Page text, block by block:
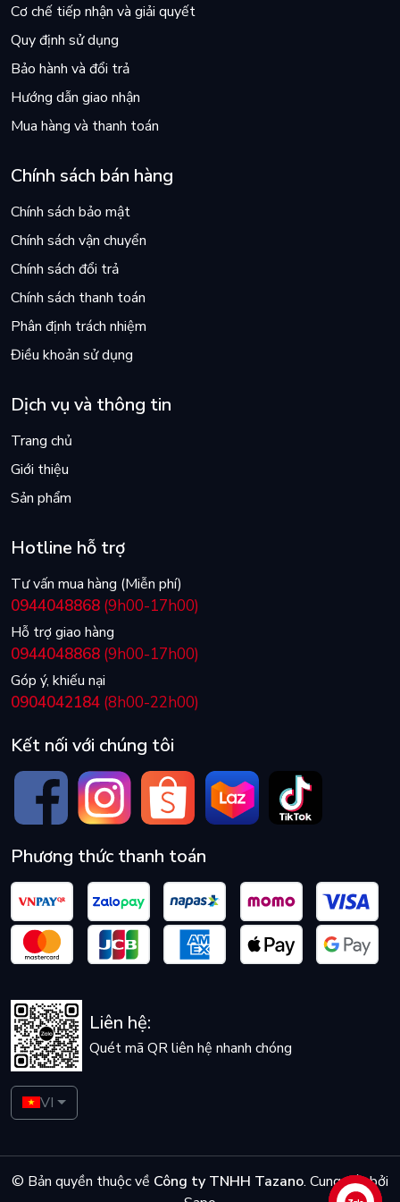
Cơ chế tiếp nhận và giải quyết
Quy định sử dụng
Bảo hành và đổi trả
Hướng dẫn giao nhận
Mua hàng và thanh toán
Chính sách bán hàng
Chính sách bảo mật
Chính sách vận chuyển
Chính sách đổi trả
Chính sách thanh toán
Phân định trách nhiệm
Điều khoản sử dụng
Dịch vụ và thông tin
Trang chủ
Giới thiệu
Sản phẩm
Hotline hỗ trợ
Tư vấn mua hàng (Miễn phí)
0944048868 (9h00-17h00)
Hỗ trợ giao hàng
0944048868 (9h00-17h00)
Góp ý, khiếu nại
0904042184 (8h00-22h00)
Kết nối với chúng tôi
Phương thức thanh toán
Liên hệ:
Quét mã QR liên hệ nhanh chóng
VI
© Bản quyền thuộc về Công ty TNHH Tazano. Cung cấp bởi